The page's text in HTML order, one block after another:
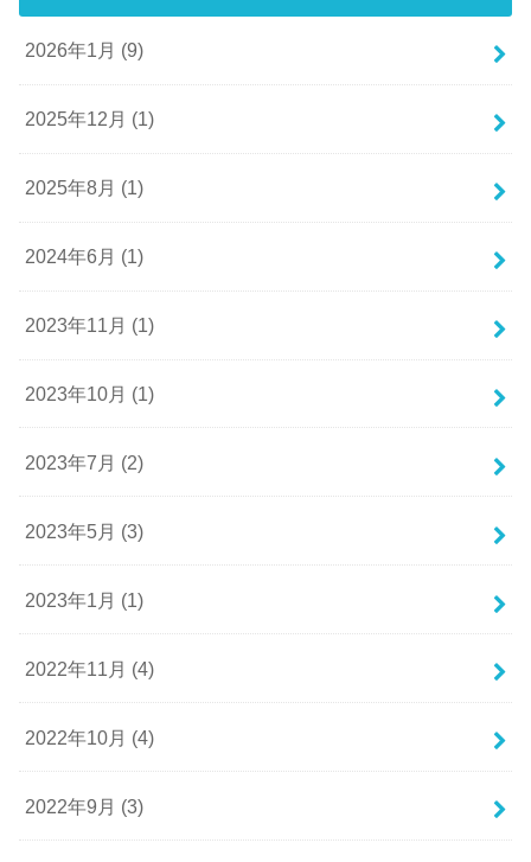
2026年1月 (9)
2025年12月 (1)
2025年8月 (1)
2024年6月 (1)
2023年11月 (1)
2023年10月 (1)
2023年7月 (2)
2023年5月 (3)
2023年1月 (1)
2022年11月 (4)
2022年10月 (4)
2022年9月 (3)